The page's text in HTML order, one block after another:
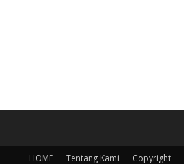
HOME Tentang Kami Copyright